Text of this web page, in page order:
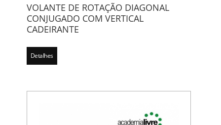
VOLANTE DE ROTAÇÃO DIAGONAL
CONJUGADO COM VERTICAL
CADEIRANTE
Detalhes